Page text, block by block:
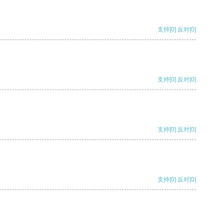
支持[0] 反对[0]
支持[0] 反对[0]
支持[0] 反对[0]
支持[0] 反对[0]